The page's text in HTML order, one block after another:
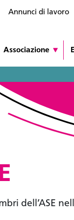
Annunci di lavoro
Associazione
dell’ASE